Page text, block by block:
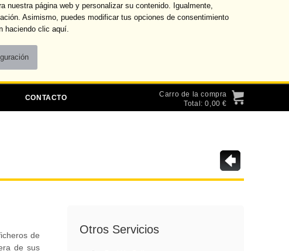
página web y personalizar su contenido. Igualmente,
Asimismo, puedes modificar tus opciones de consentimiento
haciendo clic aquí.
CONTACTO
Carro de la compra
Total: 0,00 €
de
de sus
Otros Servicios